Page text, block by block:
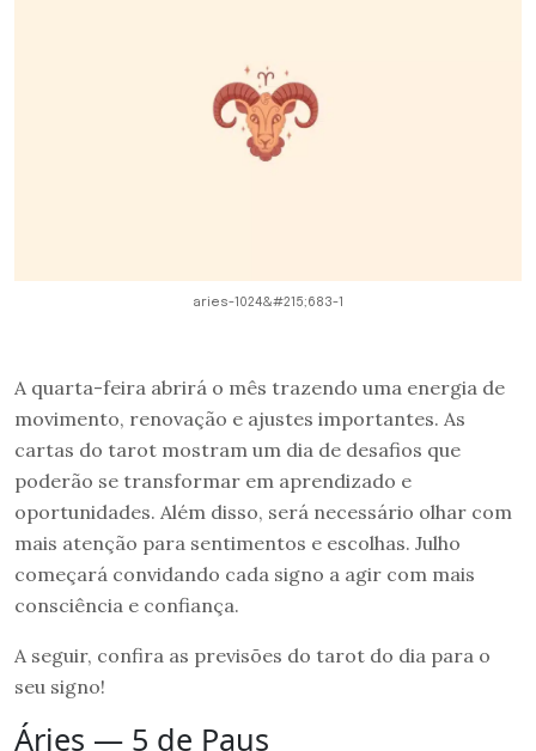
aries-1024&#215;683-1
A quarta-feira abrirá o mês trazendo uma energia de
movimento, renovação e ajustes importantes. As
cartas do tarot mostram um dia de desafios que
poderão se transformar em aprendizado e
oportunidades. Além disso, será necessário olhar com
mais atenção para sentimentos e escolhas. Julho
começará convidando cada signo a agir com mais
consciência e confiança.
A seguir, confira as previsões do tarot do dia para o
seu signo!
Áries — 5 de Paus